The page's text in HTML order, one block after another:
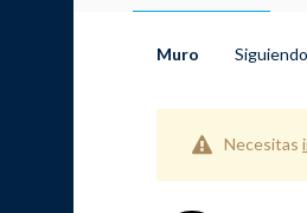
Muro Siguiendo
Necesitas